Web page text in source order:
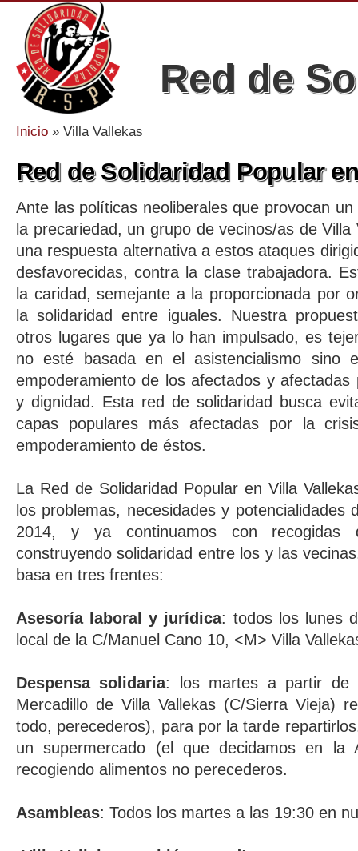
Red de
Se encuentra usted aquí
Inicio » Villa Vallekas
Red de Solidaridad Popular
Ante las políticas neoliberales que provocan
la precariedad, un grupo de vecinos/as de
una respuesta alternativa a estos ataques
desfavorecidas, contra la clase trabajadora.
la caridad, semejante a la proporcionada por
la solidaridad entre iguales. Nuestra
otros lugares que ya lo han impulsado, es
no esté basada en el asistencialismo sino
empoderamiento de los afectados y
y dignidad. Esta red de solidaridad busca
capas populares más afectadas por la
empoderamiento de éstos.
La Red de Solidaridad Popular en Villa
los problemas, necesidades y potencialidades
2014, y ya continuamos con recogidas
construyendo solidaridad entre los y las
basa en tres frentes:
Asesoría laboral y jurídica: todos los lunes
local de la C/Manuel Cano 10, <M> Villa
Despensa solidaria: los martes a partir de
Mercadillo de Villa Vallekas (C/Sierra Vieja)
todo, perecederos), para por la tarde
un supermercado (el que decidamos en la
recogiendo alimentos no perecederos.
Asambleas: Todos los martes a las 19:30 en